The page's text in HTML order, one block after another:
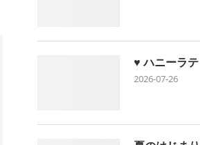
♥ ハニーラテ
2026-07-26